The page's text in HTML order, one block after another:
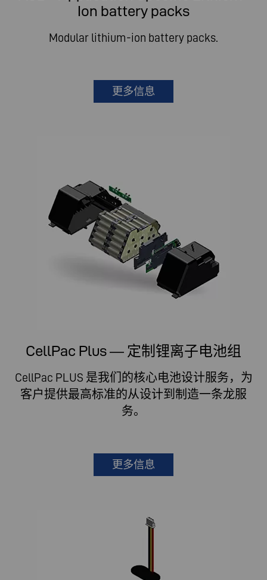
Ion battery packs
Modular lithium-ion battery packs.
更多信息
CellPac Plus — 定制锂离子电池组
CellPac PLUS 是我们的核心电池设计服务，为
客户提供最高标准的从设计到制造一条龙服
务。
更多信息